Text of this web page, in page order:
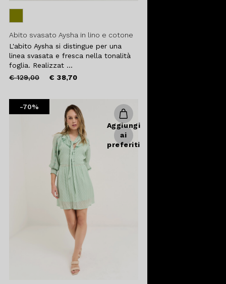
Abito svasato Aysha in lino e cotone
L'abito Aysha si distingue per una
linea svasata e fresca nella tonalità
foglia. Realizzat ...
Price
€ 129,00to € 38,70
-70%
Aggiungi
ai
preferiti